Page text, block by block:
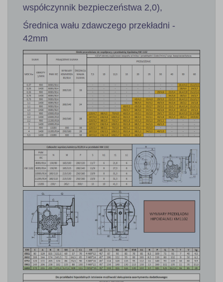
współczynnik bezpieczeństwa 2,0),
Średnica wału zdawczego przekładni -
42mm